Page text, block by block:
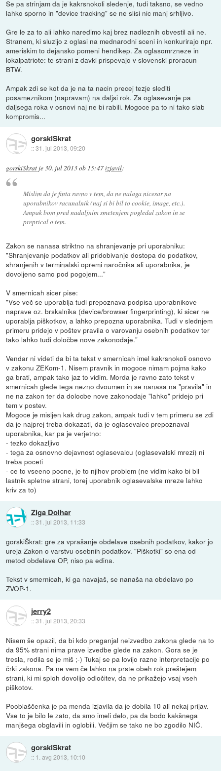
Se pa strinjam da je kakrsnokoli sledenje, tudi taksno, se vedno
lahko sporno in "device tracking" se ne slisi nic manj srhljivo.
Gre le za to ali lahko naredimo kaj brez nadleznih obvestil ali ne.
Stranem, ki sluzijo z oglasi na mednarodni sceni in konkurirajo npr.
ameriskim to dejansko pomeni hendikep. Za oglasomrzneze in
lokalpatriote: te strani z davki prispevajo v slovenski proracun
BTW.
Ampak zdi se kot da je na ta nacin precej tezje slediti
posameznikom (napravam) na daljsi rok. Za oglasevanje pa
daljsega roka v osnovi naj ne bi rabili. Mogoce pa to ni tako slab
kompromis...
gorskiSkrat
::31. jul 2013, 09:20
gorskiSkrat je30. jul 2013 ob 15:47izjavil:
Mislim da je finta ravno v tem, da ne nalaga nicesar na
uporabnikov racunalnik (naj si bi bil to cookie, image, etc.).
Ampak bom pred nadaljnim smetenjem pogledal zakon in se
preprical o tem.
Zakon se nanasa striktno na shranjevanje pri uporabniku:
"Shranjevanje podatkov ali pridobivanje dostopa do podatkov,
shranjenih v terminalski opremi naročnika ali uporabnika, je
dovoljeno samo pod pogojem..."
V smernicah sicer pise:
"Vse več se uporablja tudi prepoznava podpisa uporabnikove
naprave oz. brskalnika (device/browser fingerprinting), ki sicer ne
uporablja piškotkov, a lahko prepozna uporabnika. Tudi v slednjem
primeru pridejo v poštev pravila o varovanju osebnih podatkov ter
tako lahko tudi določbe nove zakonodaje."
Vendar ni videti da bi ta tekst v smernicah imel kakrsnokoli osnovo
v zakonu ZEKom-1. Nisem pravnik in mogoce nimam pojma kako
ga brati, ampak tako jaz to vidim. Morda je ravno zato tekst v
smernicah glede tega nezno dvoumen in se nanasa na "pravila" in
ne na zakon ter da dolocbe nove zakonodaje "lahko" pridejo pri
tem v postev.
Mogoce je misljen kak drug zakon, ampak tudi v tem primeru se zdi
da je najprej treba dokazati, da je oglasevalec prepoznaval
uporabnika, kar pa je verjetno:
- tezko dokazljivo
- tega za osnovno dejavnost oglasevalcu (oglasevalski mrezi) ni
treba poceti
- ce to vseeno pocne, je to njihov problem (ne vidim kako bi bil
lastnik spletne strani, torej uporabnik oglasevalske mreze lahko
kriv za to)
Ziga Dolhar
::31. jul 2013, 11:33
gorskiŠkrat: gre za vprašanje obdelave osebnih podatkov, kakor jo
ureja Zakon o varstvu osebnih podatkov. "Piškotki" so ena od
metod obdelave OP, niso pa edina.
Tekst v smernicah, ki ga navajaš, se nanaša na obdelavo po
ZVOP-1.
jerry2
::31. jul 2013, 20:33
Nisem še opazil, da bi kdo preganjal neizvedbo zakona glede na to
da 95% strani nima prave izvedbe glede na zakon. Gora se je
tresla, rodila se je miš ;-) Tukaj se pa lovijo razne interpretacije po
črki zakona. Pa ne vem če lahko na prste obeh rok preštejem
strani, ki mi sploh dovolijo odločitev, da ne prikažejo vsaj vseh
piškotov.
Pooblaščenka je pa menda izjavila da je dobila 10 ali nekaj prijav.
Vse to je bilo le zato, da smo imeli delo, pa da bodo kakšnega
manjšega obglavili in oglobili. Večjim se tako ne bo zgodilo NIČ.
gorskiSkrat
:: 1. avg 2013, 10:10